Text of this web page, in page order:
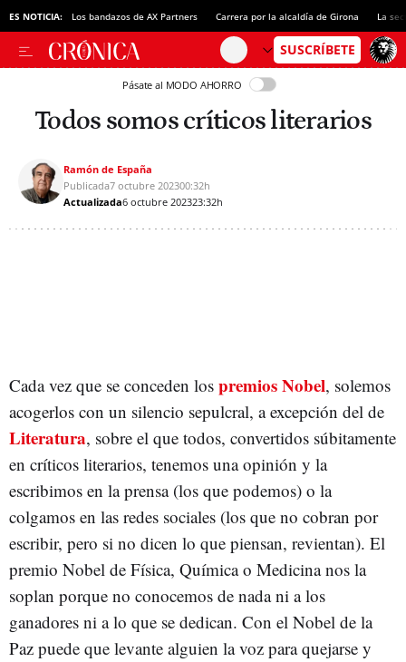
ES NOTICIA: Los bandazos de AX Partners Carrera por la alcaldía de Girona La
Pásate al MODO AHORRO
Todos somos críticos literarios
Ramón de España
Publicada7 octubre 202300:32h
Actualizada6 octubre 202323:32h
Cada vez que se conceden los premios Nobel, solemos
acogerlos con un silencio sepulcral, a excepción del de
Literatura, sobre el que todos, convertidos súbitamente
en críticos literarios, tenemos una opinión y la
escribimos en la prensa (los que podemos) o la
colgamos en las redes sociales (los que no cobran por
escribir, pero si no dicen lo que piensan, revientan). El
premio Nobel de Física, Química o Medicina nos la
soplan porque no conocemos de nada ni a los
ganadores ni a lo que se dedican. Con el Nobel de la
Paz puede que levante alguien la voz para quejarse y